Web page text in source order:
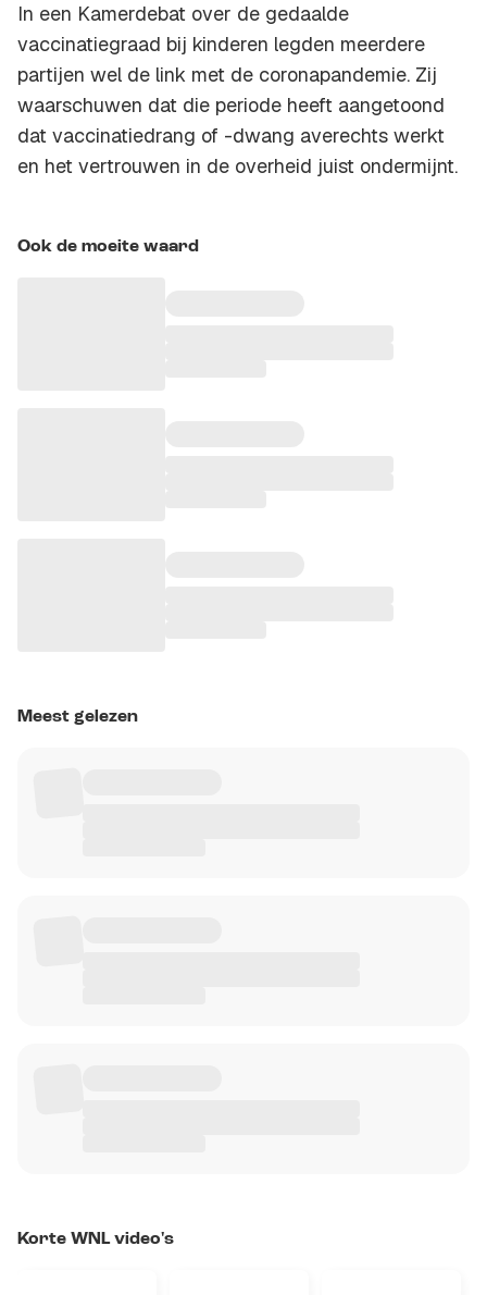
In een Kamerdebat over de gedaalde
vaccinatiegraad bij kinderen legden meerdere
partijen wel de link met de coronapandemie. Zij
waarschuwen dat die periode heeft aangetoond
dat vaccinatiedrang of -dwang averechts werkt
en het vertrouwen in de overheid juist ondermijnt.
Ook de moeite waard
Meest gelezen
Korte WNL video's